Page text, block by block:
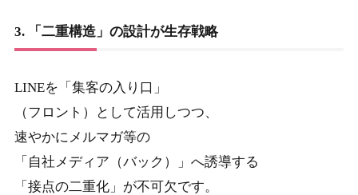
3. 「二重構造」の設計が生存戦略
LINEを「集客の入り口」
（フロント）として活用しつつ、
速やかにメルマガ等の
「自社メディア（バック）」へ誘導する
「接点の二重化」が不可欠です。